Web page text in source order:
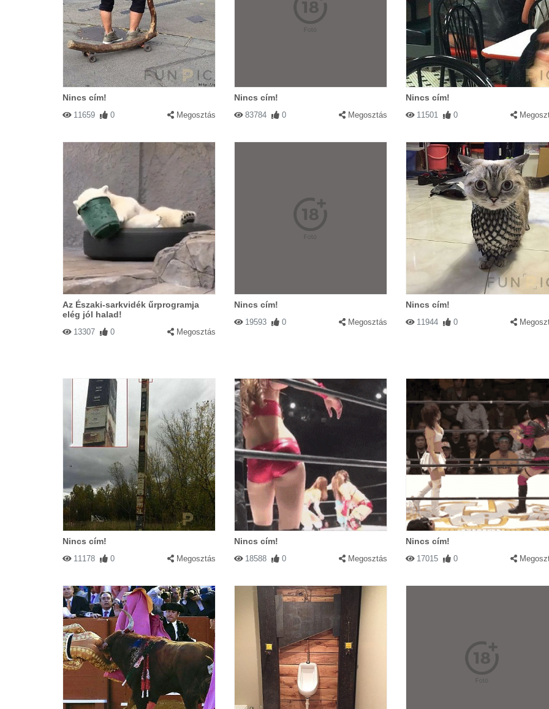
Nincs cím!
11659 0 Megosztás
Nincs cím!
83784 0 Megosztás
Nincs cím!
11501 0
Az Északi-sarkvidék űrprogramja
elég jól halad!
13307 0 Megosztás
Nincs cím!
19593 0 Megosztás
Nincs cím!
11944 0
Nincs cím!
11178 0 Megosztás
Nincs cím!
18588 0 Megosztás
Nincs cím!
17015 0